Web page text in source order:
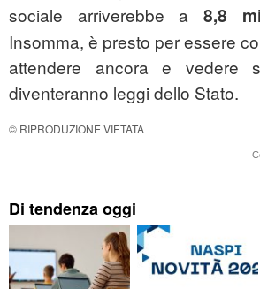
sociale arriverebbe a 8,8
Insomma, è presto per essere
attendere ancora e vedere
diventeranno leggi dello Stato.
© RIPRODUZIONE VIETATA
Di tendenza oggi